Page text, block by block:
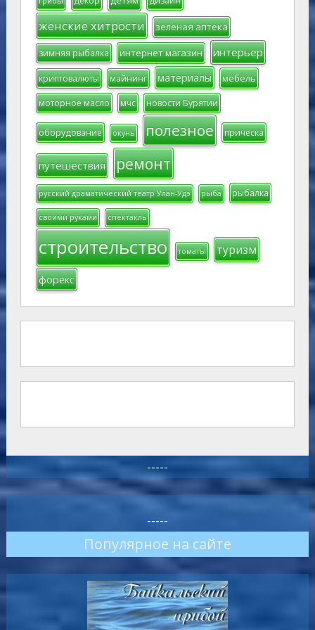
женские хитрости зеленая аптека
зимняя рыбалка интернет магазин интерьер
криптовалюты майнинг материалы мебель
моторное масло мчс новости Бурятии
оборудование окунь полезное прическа
путешествия ремонт
русский драматический театр Улан-Удэ рыба рыбалка
своими руками спектакль
строительство томаты туризм
форекс
-----
-----
Популярное на сайте